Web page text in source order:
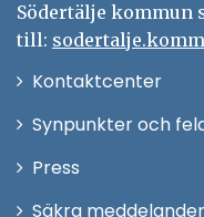
Södertälje kommun
till:
Kontaktcenter
Synpunkter och
Press
Säkra